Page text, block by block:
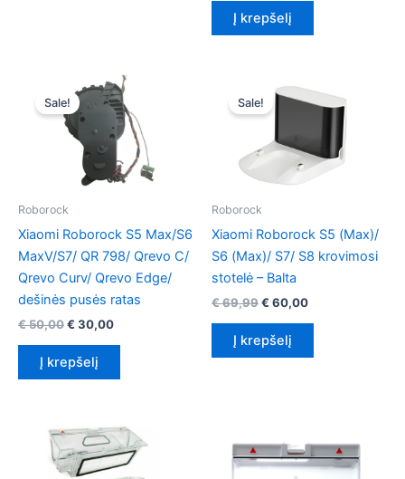
was:
€ 50,00.
Į krepšelį
Sale!
Roborock
Xiaomi Roborock S5 Max/S6
MaxV/S7/ QR 798/ Qrevo C/
Qrevo Curv/ Qrevo Edge/
dešinės pusės ratas
€50,00Original
was:
€ 50,00.
€ 30,00Current
Į krepšelį
Sale!
Roborock
Xiaomi Roborock S5 (Max)/
S6 (Max)/ S7/ S8 krovimosi
stotelė – Balta
€69,99Original
was:
€ 69,99.
€ 60,00Current
Į krepšelį